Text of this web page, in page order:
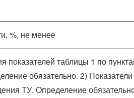
%, не менее
показателей таблицы 1 по
обязательно. 2)
ТУ. Определение